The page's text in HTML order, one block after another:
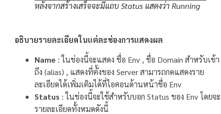
หลังจากสร้างเสร็จจะมีแถบ Status แสดงว่า Running
อธิบายรายละเอียดในแต่ละช่องการแสดงผล
Name : ในช่องนี้จะแสดง ชื่อ Env , ชื่อ Domain สำหรับเข้า
ถึง (alias) , แสดงที่ตั้งของ Server สามารถกดแสดงราย
ละเอียดได้เพิ่มเติมได้ที่ไอคอนด้านหน้าชื่อ Env
Status : ในช่องนี้จะใช้สำหรับบอก Status ของ Env โดยจ
รายละเอียดทั้งหมดดังนี้